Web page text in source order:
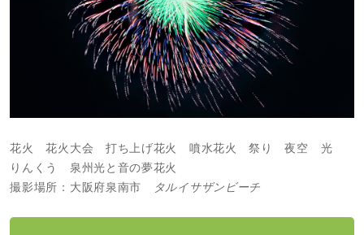
花火 花火大会 打ち上げ花火 噴水花火 祭り 夜空 光
りんくう 泉州光と音の夢花火
撮影場所：大阪府泉南市
タルイサザンビーチ